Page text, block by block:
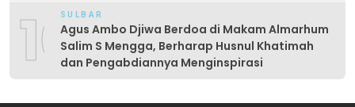
10SULBAR
Agus Ambo Djiwa Berdoa di Makam Almarhum
Salim S Mengga, Berharap Husnul Khatimah
dan Pengabdiannya Menginspirasi